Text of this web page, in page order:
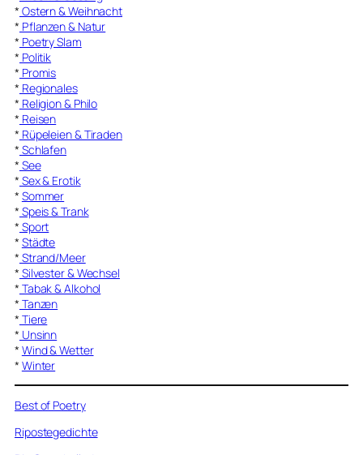
* Ostern & Weihnacht
* Pflanzen & Natur
* Poetry Slam
* Politik
* Promis
* Regionales
* Religion & Philo
* Reisen
* Rüpeleien & Tiraden
* Schlafen
* See
* Sex & Erotik
* Sommer
* Speis & Trank
* Sport
* Städte
* Strand/Meer
* Silvester & Wechsel
* Tabak & Alkohol
* Tanzen
* Tiere
* Unsinn
* Wind & Wetter
* Winter
Best of Poetry
Ripostegedichte